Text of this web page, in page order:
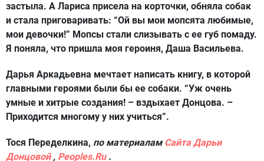
застыла. А Лариса присела на корточки, обняла собак
и стала приговаривать: “Ой вы мои мопсята любимые,
мои девочки!” Мопсы стали слизывать с ее губ помаду.
Я поняла, что пришла моя героиня, Даша Васильева.
Дарья Аркадьевна мечтает написать книгу, в которой
главными героями были бы ее собаки. “Уж очень
умные и хитрые создания! – вздыхает Донцова. –
Приходится многому у них учиться”.
Тося Переделкина, по материалам Сайта Дарьи
Донцовой , Peoples.Ru.